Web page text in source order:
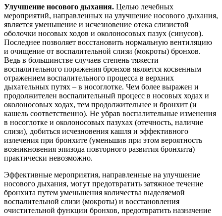
Улучшение носового дыхания. Целью лечебных
мероприятий, направленных на улучшение носового дыхания,
является уменьшение и исчезновение отека слизистой
оболочки носовых ходов и околоносовых пазух (синусов).
Последнее позволяет восстановить нормальную вентиляцию
и очищение от воспалительной слизи (мокроты) бронхов.
Ведь в большинстве случаев степень тяжести
воспалительного поражения бронхов является косвенным
отражением воспалительного процесса в верхних
дыхательных путях – в носоглотке. Чем более выражен и
продолжителен воспалительный процесс в носовых ходах и
околоносовых ходах, тем продолжительнее и бронхит (и
кашель соответственно). Не убрав воспалительные изменения
в носоглотке и околоносовых пазухах (отечность, наличие
слизи), добиться исчезновения кашля и эффективного
излечения при бронхите (уменьшив при этом вероятность
возникновения эпизода повторного развития бронхита)
практически невозможно.
Эффективные мероприятия, направленные на улучшение
носового дыхания, могут предотвратить затяжное течение
бронхита путем уменьшения количества выделяемой
воспалительной слизи (мокроты) и восстановления
очистительной функции бронхов, предотвратить назначение